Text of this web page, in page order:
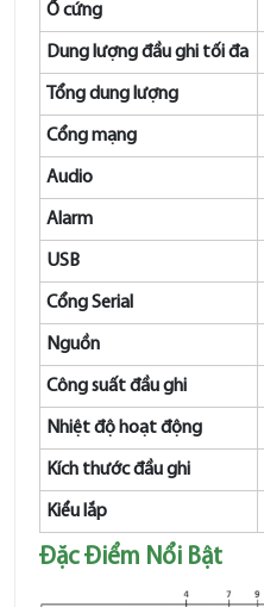
Ổ cứng
Dung lượng đầu ghi tối đa
Tổng dung lượng
Cổng mạng
Audio
Alarm
USB
Cổng Serial
Nguồn
Công suất đầu ghi
Nhiệt độ hoạt động
Kích thước đầu ghi
Kiểu lắp
Đặc Điểm Nổi Bật